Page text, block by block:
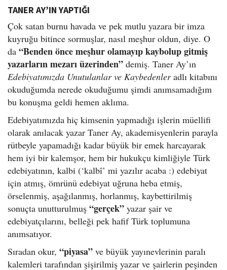
TANER AY’IN YAPTIĞI
Çok satan burnu havada ve pek mutlu yazara bir imza
kuyruğu bitince sormuşlar, nasıl meşhur oldun, diye. O
da “Benden önce meşhur olamayıp kaybolup gitmiş
yazarların mezarı üzerinden” demiş. Taner Ay’ın
Edebiyatımızda Unutulanlar ve Kaybedenleradlı kitabını
okuduğumda nerede okuduğumu şimdi anımsamadığım
bu konuşma geldi hemen aklıma.
Edebiyatımızda hiç kimsenin yapmadığı işlerin müellifi
olarak anılacak yazar Taner Ay, akademisyenlerin parayla
rütbeyle yapamadığı kadar büyük bir emek harcayarak
hem iyi bir kalemşor, hem bir hukukçu kimliğiyle Türk
edebiyatının, kalbi (‘kalbî’ mi yazılır acaba :) edebiyat
için atmış, ömrünü edebiyat uğruna heba etmiş,
örselenmiş, aşağılanmış, horlanmış, kaybettirilmiş
sonuçta unutturulmuş “gerçek” yazar şair ve
edebiyatçılarını, belleği pek hafif Türk toplumuna
anımsatıyor.
Sıradan okur, “piyasa” ve büyük yayınevlerinin paralı
kalemleri tarafından şişirilmiş yazar ve şairlerin peşinden